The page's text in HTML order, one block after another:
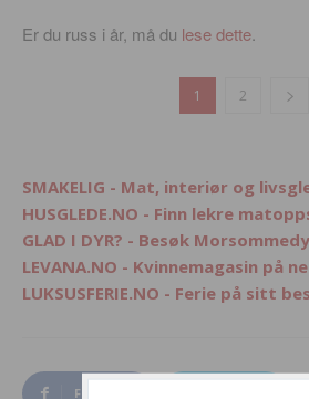
Er du russ i år, må du lese dette.
1 2
SMAKELIG - Mat, interiør og
HUSGLEDE.NO - Finn lekre
GLAD I DYR? - Besøk
LEVANA.NO - Kvinnemagasin på
LUKSUSFERIE.NO - Ferie på sitt
Facebook